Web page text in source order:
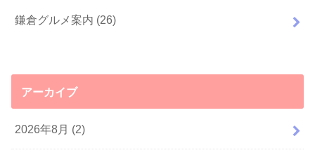
鎌倉グルメ案内 (26)
アーカイブ
2026年8月 (2)